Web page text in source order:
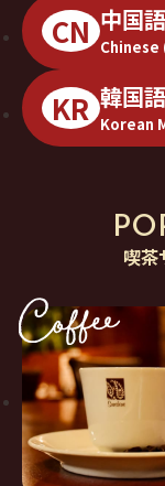
CN 中国
KR 韓国
Korean
喫茶